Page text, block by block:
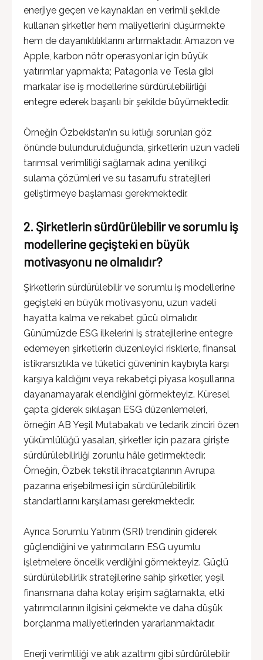
enerjiye geçen ve kaynakları en verimli şekilde
kullanan şirketler hem maliyetlerini düşürmekte
hem de dayanıklılıklarını artırmaktadır. Amazon ve
Apple, karbon nötr operasyonlar için büyük
yatırımlar yapmakta; Patagonia ve Tesla gibi
markalar ise iş modellerine sürdürülebilirliği
entegre ederek başarılı bir şekilde büyümektedir.
Örneğin Özbekistan’ın su kıtlığı sorunları göz
önünde bulundurulduğunda, şirketlerin uzun vadeli
tarımsal verimliliği sağlamak adına yenilikçi
sulama çözümleri ve su tasarrufu stratejileri
geliştirmeye başlaması gerekmektedir.
2. Şirketlerin sürdürülebilir ve sorumlu iş
modellerine geçişteki en büyük
motivasyonu ne olmalıdır?
Şirketlerin sürdürülebilir ve sorumlu iş modellerine
geçişteki en büyük motivasyonu, uzun vadeli
hayatta kalma ve rekabet gücü olmalıdır.
Günümüzde ESG ilkelerini iş stratejilerine entegre
edemeyen şirketlerin düzenleyici risklerle, finansal
istikrarsızlıkla ve tüketici güveninin kaybıyla karşı
karşıya kaldığını veya rekabetçi piyasa koşullarına
dayanamayarak elendiğini görmekteyiz. Küresel
çapta giderek sıkılaşan ESG düzenlemeleri,
örneğin AB Yeşil Mutabakatı ve tedarik zinciri özen
yükümlülüğü yasaları, şirketler için pazara girişte
sürdürülebilirliği zorunlu hâle getirmektedir.
Örneğin, Özbek tekstil ihracatçılarının Avrupa
pazarına erişebilmesi için sürdürülebilirlik
standartlarını karşılaması gerekmektedir.
Ayrıca Sorumlu Yatırım (SRI) trendinin giderek
güçlendiğini ve yatırımcıların ESG uyumlu
işletmelere öncelik verdiğini görmekteyiz. Güçlü
sürdürülebilirlik stratejilerine sahip şirketler, yeşil
finansmana daha kolay erişim sağlamakta, etki
yatırımcılarının ilgisini çekmekte ve daha düşük
borçlanma maliyetlerinden yararlanmaktadır.
Enerji verimliliği ve atık azaltımı gibi sürdürülebilir